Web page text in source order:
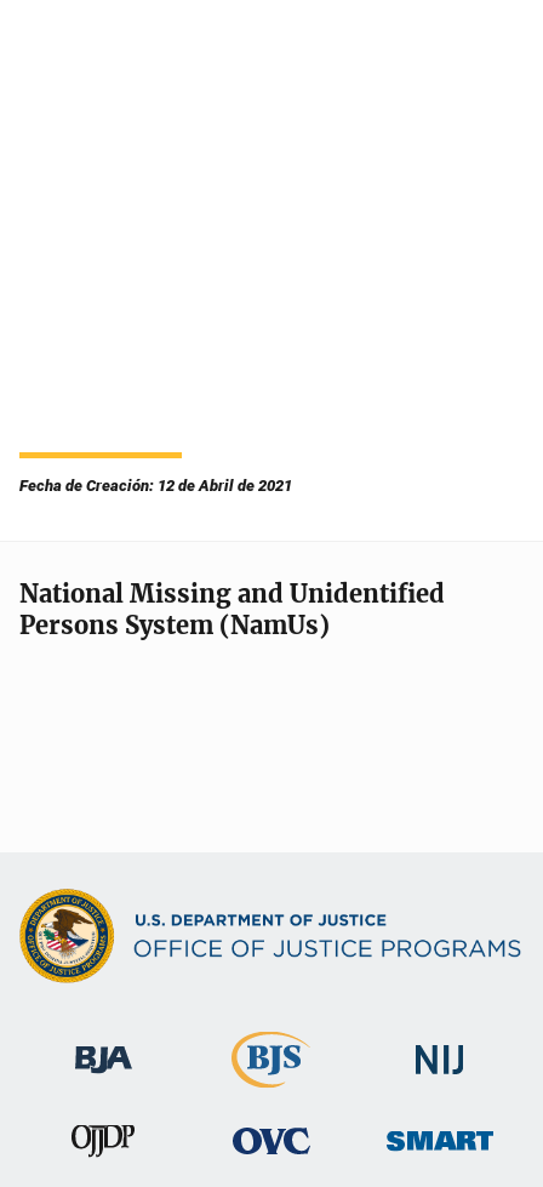
Fecha de Creación: 12 de Abril de 2021
National Missing and Unidentified
Persons System (NamUs)